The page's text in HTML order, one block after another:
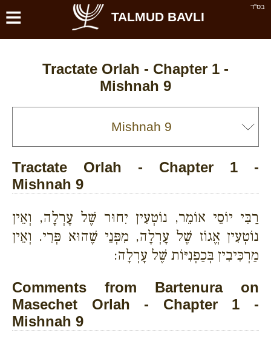
בס''ד ≡ TALMUD BAVLI
Tractate Orlah - Chapter 1 -
Mishnah 9
Tractate Orlah - Chapter 1 -
Mishnah 9
רַבִּי יוֹסֵי אוֹמֵר, נוֹטְעִין יִחוּר שֶׁל עָרְלָה, וְאֵין
נוֹטְעִין אֱגוֹז שֶׁל עָרְלָה, מִפְּנֵי שֶׁהוּא פְּרִי. וְאֵין
מַרְכִּיבִין בְּכַפְנִיּוֹת שֶׁל עָרְלָה:
Comments from Bartenura on
Masechet Orlah - Chapter 1 -
Mishnah 9